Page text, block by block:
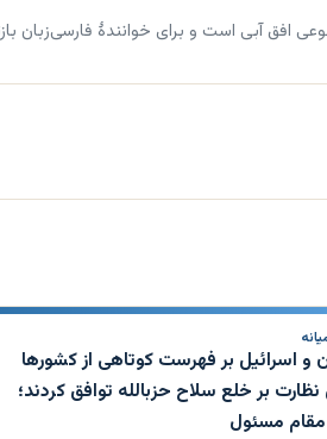
افق آبی است و برای خوانندهٔ فارسی‌زبان
و اسرائیل بر فهرست کوتاهی از کشورها
نظارت بر خلع سلاح حزبالله توافق کردند؛
مسئول